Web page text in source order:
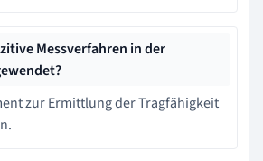
Messverfahren in der
zur Ermittlung der Tragfähigkeit